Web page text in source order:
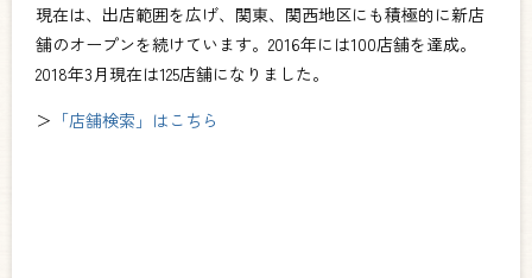
現在は、出店範囲を広げ、関東、関西地区にも積極的に新店
舗のオープンを続けています。2016年には100店舗を達成。
2018年3月現在は125店舗になりました。
＞ 「店舗検索」はこちら